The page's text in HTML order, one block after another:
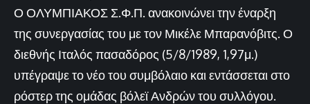
Ο ΟΛΥΜΠΙΑΚΟΣ Σ.Φ.Π. ανακοινώνει την έναρξη
της συνεργασίας του με τον Μικέλε Μπαρανόβιτς. Ο
διεθνής Ιταλός πασαδόρος (5/8/1989, 1,97μ.)
υπέγραψε το νέο του συμβόλαιο και εντάσσεται στο
ρόστερ της ομάδας βόλεϊ Ανδρών του συλλόγου.